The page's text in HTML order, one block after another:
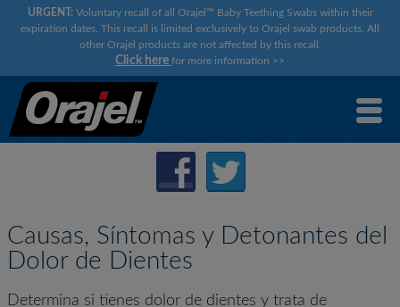
URGENT:Voluntary recall of all Orajel™ Baby Teething Swabs within their
expiration dates. This recall is limited exclusively to Orajel swab products. All
other Orajel products are not affected by this recall.
Click here for more information >>
Causas, Síntomas y Detonantes del
Dolor de Dientes
Determina si tienes dolor de dientes y trata de